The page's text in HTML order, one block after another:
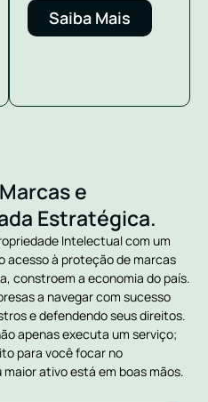
Saiba Mais
e
Estratégica.
Intelectual com um
acesso à proteção de marcas
constroem a economia do país.
a navegar com sucesso
e defendendo seus direitos.
apenas executa um serviço;
para você focar no
ativo está em boas mãos.